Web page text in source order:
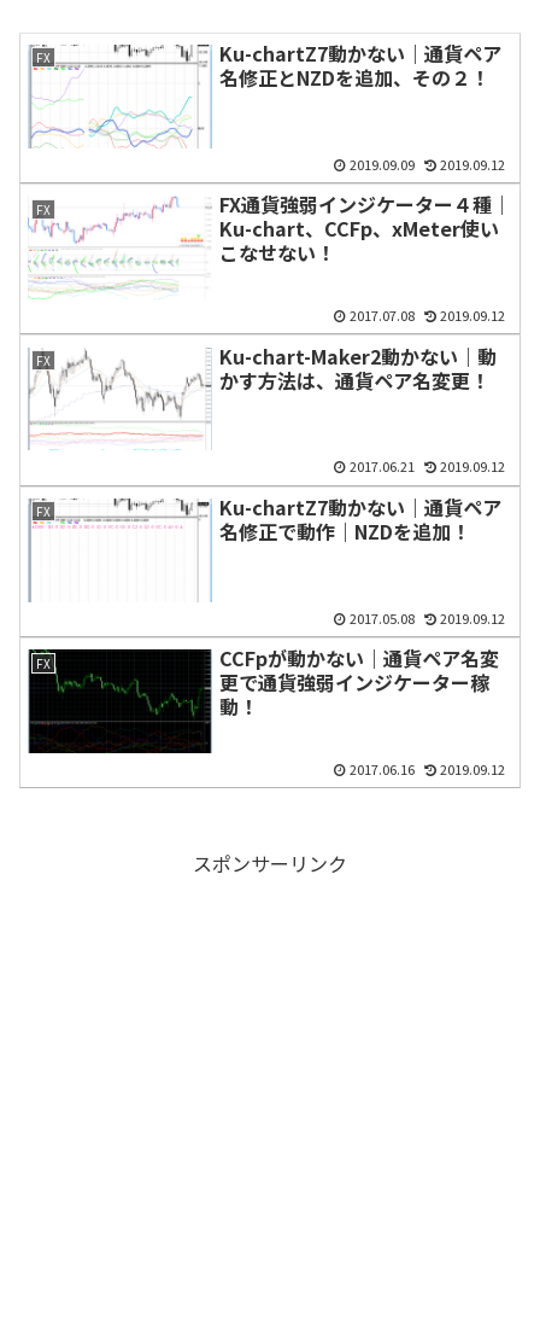
FX
Ku-chartZ7動かない｜通貨ペア
名修正とNZDを追加、その２！
2019.09.09 2019.09.12
FX
FX通貨強弱インジケーター４種｜
Ku-chart、CCFp、xMeter使い
こなせない！
2017.07.08 2019.09.12
FX
Ku-chart-Maker2動かない｜動
かす方法は、通貨ペア名変更！
2017.06.21 2019.09.12
FX
Ku-chartZ7動かない｜通貨ペア
名修正で動作｜NZDを追加！
2017.05.08 2019.09.12
FX
CCFpが動かない｜通貨ペア名変
更で通貨強弱インジケーター稼
動！
2017.06.16 2019.09.12
スポンサーリンク